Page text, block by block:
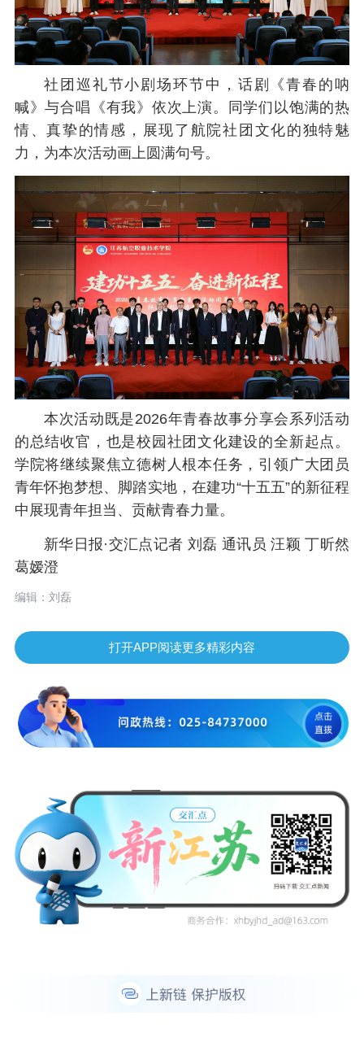
社团巡礼节小剧场环节中，话剧《青春的呐
喊》与合唱《有我》依次上演。同学们以饱满的热
情、真挚的情感，展现了航院社团文化的独特魅
力，为本次活动画上圆满句号。
本次活动既是2026年青春故事分享会系列活动
的总结收官，也是校园社团文化建设的全新起点。
学院将继续聚焦立德树人根本任务，引领广大团员
青年怀抱梦想、脚踏实地，在建功“十五五”的新征程
中展现青年担当、贡献青春力量。
新华日报·交汇点记者 刘磊 通讯员 汪颖 丁昕然
葛嫒澄
编辑：刘磊
打开APP阅读更多精彩内容